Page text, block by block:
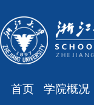
首页 学院概况